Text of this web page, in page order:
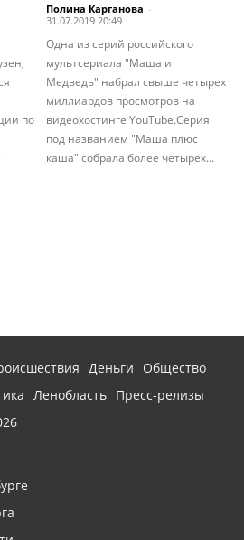
по
Полина Карганова -
31.07.2019 20:49
Одна из серий российского
мультсериала "Маша и
Медведь" набрал свыше четырех
миллиардов просмотров на
видеохостинге YouTube.Серия
под названием "Маша плюс
каша" собрала более четырех...
Деньги
Общество
Ленобласть Пресс-релизы